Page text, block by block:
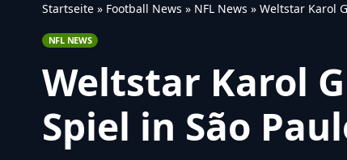
Startseite » Football News » NFL News » Weltstar Karol
NFL NEWS
Weltstar Karol
Spiel in São